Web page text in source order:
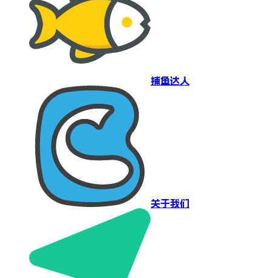
捕鱼达人
关于我们